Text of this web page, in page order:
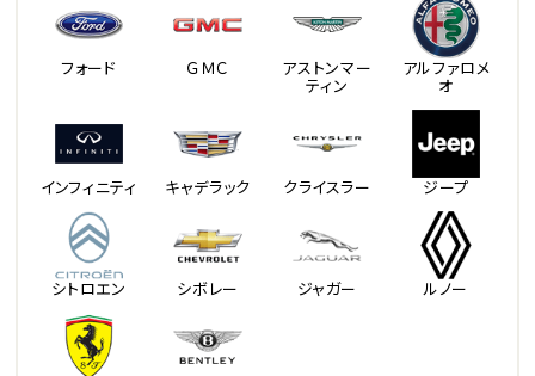
フォード ＧＭＣ アストンマー
ティン
アルファロメ
オ
インフィニティ キャデラック クライスラー ジープ
シトロエン シボレー ジャガー ルノー